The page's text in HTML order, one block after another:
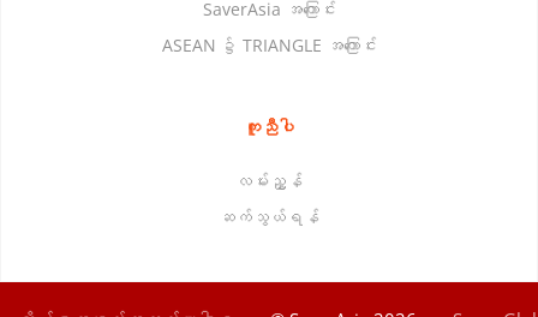
SaverAsia အကြောင်း
ASEAN ၌ TRIANGLE အကြောင်း
ကူညီပါ
လမ်းညွှန်
ဆက်သွယ်ရန်